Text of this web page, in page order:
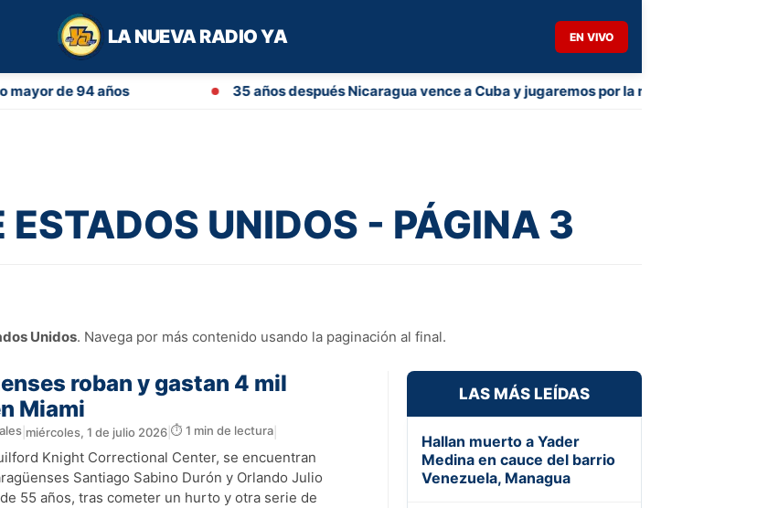
LA NUEVA RADIO YA EN VIVO
de 94 años 35 años después Nicaragua vence a Cuba y jugaremos por la medalla de oro
ESTADOS UNIDOS - PÁGINA 3
Unidos. Navega por más contenido usando la paginación al final.
roban y gastan 4 mil
Miami
miércoles, 1 de julio 2026 ⏱️ 1 min de lectura
Knight Correctional Center, se encuentran
Santiago Sabino Durón y Orlando Julio
55 años, tras cometer un hurto y otra serie de
LAS MÁS LEÍDAS
Hallan muerto a Yader
Medina en cauce del barrio
Venezuela, Managua